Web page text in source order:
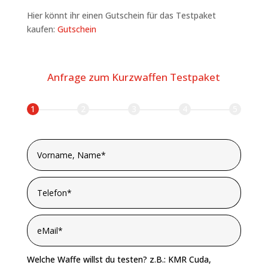
Hier könnt ihr einen Gutschein für das Testpaket
kaufen: Gutschein
Anfrage zum Kurzwaffen Testpaket
1
Welche Waffe willst du testen? z.B.: KMR Cuda,